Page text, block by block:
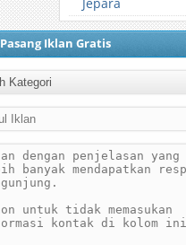
Pasang Iklan Gratis